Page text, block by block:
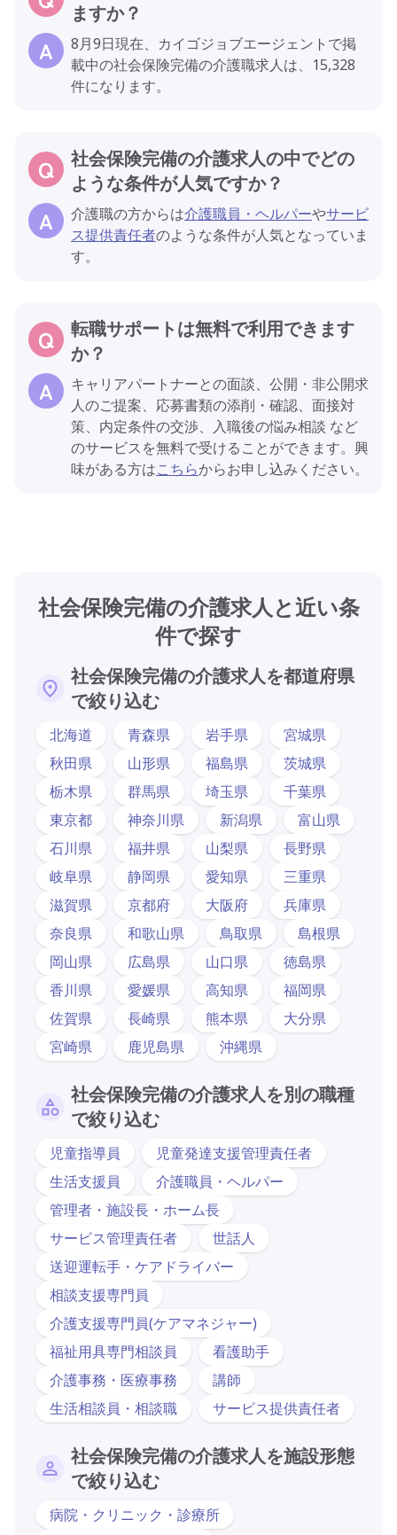
ますか？
8月9日現在、カイゴジョブエージェントで掲
載中の社会保険完備の介護職求人は、15,328
件になります。
社会保険完備の介護求人の中でどの
ような条件が人気ですか？
介護職の方からは介護職員・ヘルパーやサービ
ス提供責任者のような条件が人気となっていま
す。
転職サポートは無料で利用できます
か？
キャリアパートナーとの面談、公開・非公開求
人のご提案、応募書類の添削・確認、面接対
策、内定条件の交渉、入職後の悩み相談 など
のサービスを無料で受けることができます。興
味がある方はこちらからお申し込みください。
社会保険完備の介護求人と近い条
件で探す
社会保険完備の介護求人を都道府県
で絞り込む
北海道 青森県 岩手県
宮城県
秋田県
山形県 福島県
茨城県
栃木県
群馬県 埼玉県
千葉県
東京都
神奈川県 新潟県
富山県
石川県
福井県 山梨県
長野県
岐阜県
静岡県 愛知県
三重県
滋賀県
京都府 大阪府
兵庫県
奈良県
和歌山県 鳥取県
島根県
岡山県
広島県 山口県
徳島県
香川県
愛媛県 高知県
福岡県
佐賀県
長崎県 熊本県
大分県
宮崎県
鹿児島県 沖縄県
社会保険完備の介護求人を別の職種
で絞り込む
児童指導員
児童発達支援管理責任者
生活支援員
介護職員・ヘルパー
管理者・施設長・ホーム長
サービス管理責任者
世話人
送迎運転手・ケアドライバー
相談支援専門員
介護支援専門員(ケアマネジャー)
福祉用具専門相談員
看護助手
介護事務・医療事務
講師
生活相談員・相談職
サービス提供責任者
社会保険完備の介護求人を施設形態
で絞り込む
病院・クリニック・診療所